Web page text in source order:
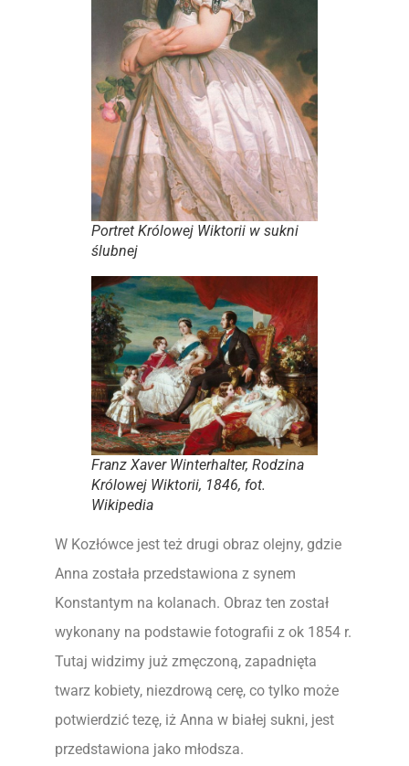
Portret Królowej Wiktorii w sukni
ślubnej
Franz Xaver Winterhalter, Rodzina
Królowej Wiktorii, 1846, fot.
Wikipedia
W Kozłówce jest też drugi obraz olejny, gdzie
Anna została przedstawiona z synem
Konstantym na kolanach. Obraz ten został
wykonany na podstawie fotografii z ok 1854 r.
Tutaj widzimy już zmęczoną, zapadnięta
twarz kobiety, niezdrową cerę, co tylko może
potwierdzić tezę, iż Anna w białej sukni, jest
przedstawiona jako młodsza.